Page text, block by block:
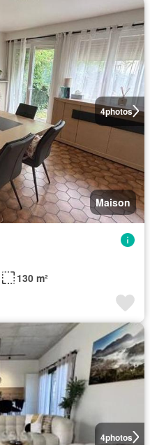
4photos
Maison
130 m²
4photos